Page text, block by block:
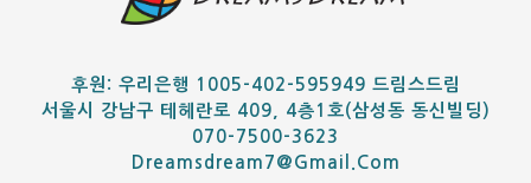
후원: 우리은행 1005-402-595949 드림스드림
서울시 강남구 테헤란로 409, 4층1호(삼성동 동신빌딩)
070-7500-3623
Dreamsdream7@gmail.com